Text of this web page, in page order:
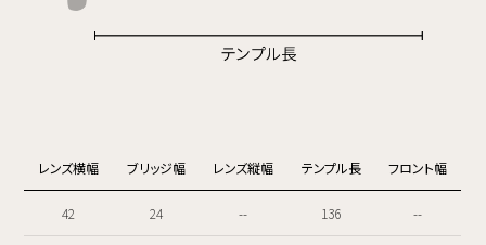
レンズ横幅 ブリッジ幅 レンズ縦幅 テンプル長 フロント幅
42 24 -- 136 --